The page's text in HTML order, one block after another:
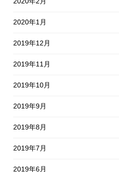
2020年1月
2019年12月
2019年11月
2019年10月
2019年9月
2019年8月
2019年7月
2019年6月